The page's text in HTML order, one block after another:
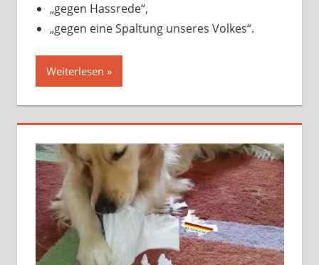
„gegen Hassrede“,
„gegen eine Spaltung unseres Volkes“.
Weiterlesen